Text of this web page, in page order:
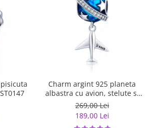
Charm argint 925 planeta
albastra cu avion, stelute si
zirconii albe PST0149
269,00 Lei
189,00 Lei